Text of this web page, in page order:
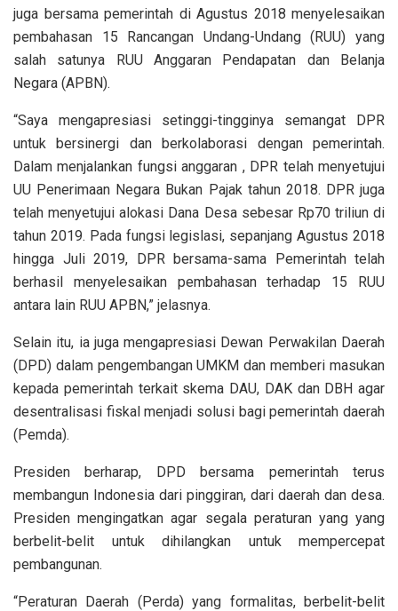
juga bersama pemerintah di Agustus 2018 menyelesaikan
pembahasan 15 Rancangan Undang-Undang (RUU) yang
salah satunya RUU Anggaran Pendapatan dan Belanja
Negara (APBN).
“Saya mengapresiasi setinggi-tingginya semangat DPR
untuk bersinergi dan berkolaborasi dengan pemerintah.
Dalam menjalankan fungsi anggaran , DPR telah menyetujui
UU Penerimaan Negara Bukan Pajak tahun 2018. DPR juga
telah menyetujui alokasi Dana Desa sebesar Rp70 triliun di
tahun 2019. Pada fungsi legislasi, sepanjang Agustus 2018
hingga Juli 2019, DPR bersama-sama Pemerintah telah
berhasil menyelesaikan pembahasan terhadap 15 RUU
antara lain RUU APBN,” jelasnya.
Selain itu, ia juga mengapresiasi Dewan Perwakilan Daerah
(DPD) dalam pengembangan UMKM dan memberi masukan
kepada pemerintah terkait skema DAU, DAK dan DBH agar
desentralisasi fiskal menjadi solusi bagi pemerintah daerah
(Pemda).
Presiden berharap, DPD bersama pemerintah terus
membangun Indonesia dari pinggiran, dari daerah dan desa.
Presiden mengingatkan agar segala peraturan yang yang
berbelit-belit untuk dihilangkan untuk mempercepat
pembangunan.
“Peraturan Daerah (Perda) yang formalitas, berbelit-belit